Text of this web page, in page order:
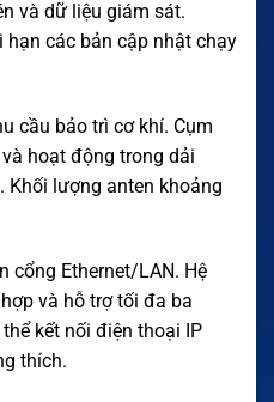
và dữ liệu giám sát.
các bản cập nhật chạy
cầu bảo trì cơ khí. Cụm
hoạt động trong dải
Khối lượng anten khoảng
cổng Ethernet/LAN. Hệ
và hỗ trợ tối đa ba
kết nối điện thoại IP
thích.